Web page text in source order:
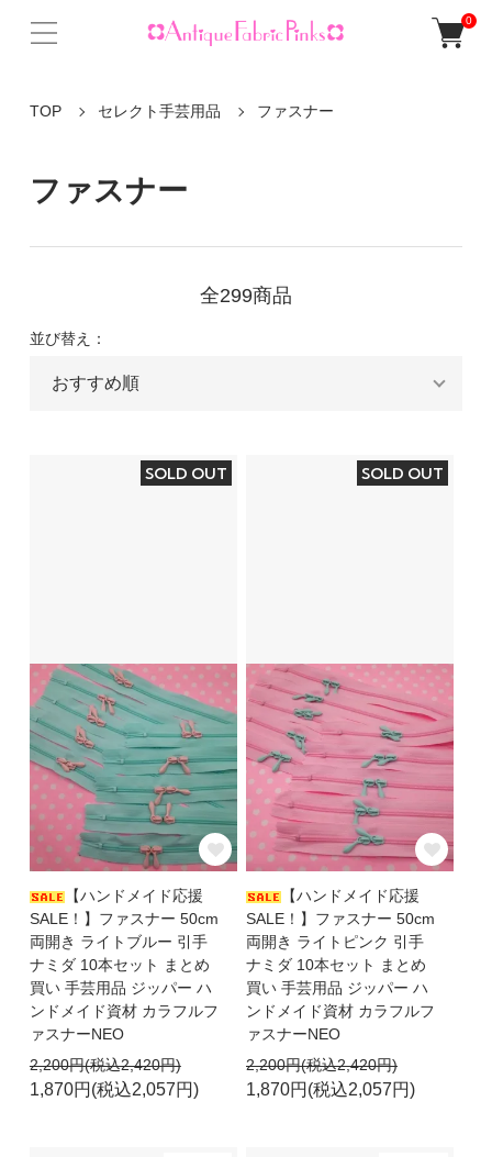
0
TOP セレクト手芸用品 ファスナー
ファスナー
全299商品
並び替え：
SOLD OUT
【ハンドメイド応援
SALE！】ファスナー 50cm
両開き ライトブルー 引手
ナミダ 10本セット まとめ
買い 手芸用品 ジッパー ハ
ンドメイド資材 カラフルフ
ァスナーNEO
2,200円(税込2,420円)
1,870円(税込2,057円)
SOLD OUT
【ハンドメイド応援
SALE！】ファスナー 50cm
両開き ライトピンク 引手
ナミダ 10本セット まとめ
買い 手芸用品 ジッパー ハ
ンドメイド資材 カラフルフ
ァスナーNEO
2,200円(税込2,420円)
1,870円(税込2,057円)